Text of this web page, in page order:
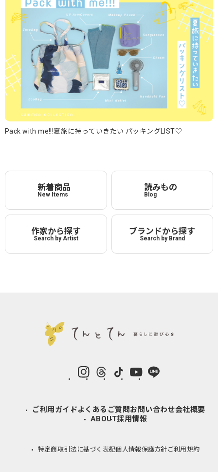
Pack with me!!!夏旅に持っていきたい パッキングLIST♡
新着商品
New Items
読みもの
Blog
作家から探す
Search by Artist
ブランドから探す
Search by Brand
instagramThreads LINE
ご利用ガイドよくあるご質問 お問い合わせ会社概要
ABOUT採用情報
特定商取引法に基づく表記個人情報保護方針 ご利用規約